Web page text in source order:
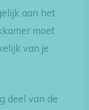
aan het
moet
van je
deel van de